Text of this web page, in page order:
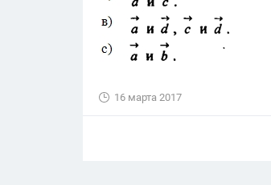
16 марта 2017